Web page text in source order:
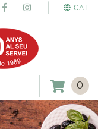
CAT
0